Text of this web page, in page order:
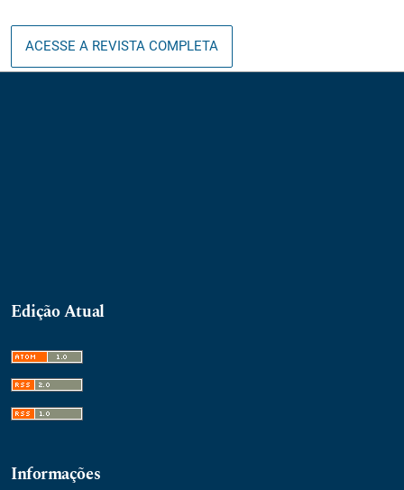
ACESSE A REVISTA COMPLETA
Edição Atual
Informações